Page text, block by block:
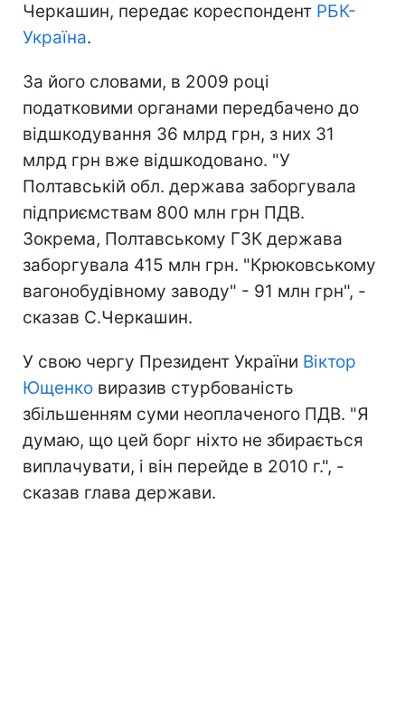
Черкашин, передає кореспондент РБК-
Україна.
За його словами, в 2009 році
податковими органами передбачено до
відшкодування 36 млрд грн, з них 31
млрд грн вже відшкодовано. "У
Полтавській обл. держава заборгувала
підприємствам 800 млн грн ПДВ.
Зокрема, Полтавському ГЗК держава
заборгувала 415 млн грн. "Крюковському
вагонобудівному заводу" - 91 млн грн", -
сказав С.Черкашин.
У свою чергу Президент України Віктор
Ющенко виразив стурбованість
збільшенням суми неоплаченого ПДВ. "Я
думаю, що цей борг ніхто не збирається
виплачувати, і він перейде в 2010 г.", -
сказав глава держави.